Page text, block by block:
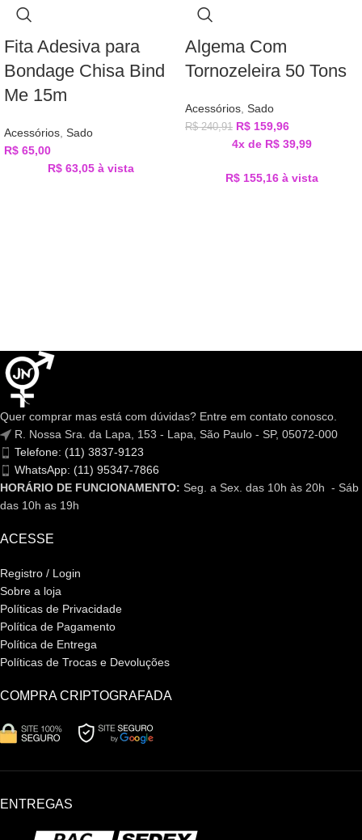
Fita Adesiva para
Bondage Chisa Bind
Me 15m
Acessórios Sado
R$ 65,00
R$63,05 à vista
Algema Com
Tornozeleira 50 Tons
Acessórios Sado
R$240,91 R$ 159,96
4x de R$39,99
R$155,16 à vista
Quer comprar mas está com dúvidas? Entre em contato conosco.
R. Nossa Sra. da Lapa, 153 - Lapa, São Paulo - SP, 05072-000
Telefone: (11) 3837-9123
WhatsApp: (11) 95347-7866
HORÁRIO DE FUNCIONAMENTO: Seg. a Sex. das 10h às 20h - Sáb
das 10h as 19h
ACESSE
Registro / Login
Sobre a loja
Políticas de Privacidade
Política de Pagamento
Política de Entrega
Políticas de Trocas e Devoluções
COMPRA CRIPTOGRAFADA
ENTREGAS